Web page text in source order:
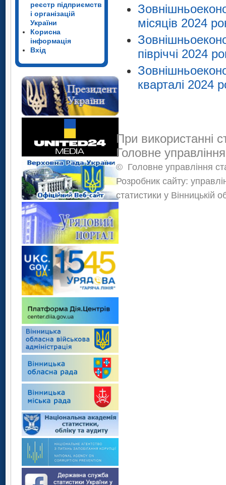
реєстр підприємств
і організацій
України
Корисна
інформація
Вхід
місяців 2024
півріччі 2024
кварталі 2024
При використанні
Головне
© Головне управління
Розробник сайту:
статистики у Вінницькій